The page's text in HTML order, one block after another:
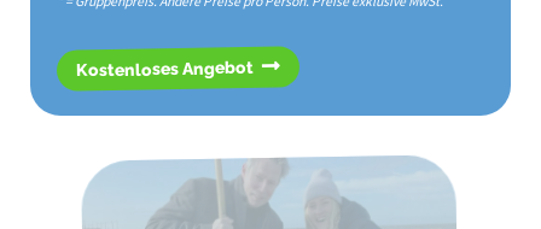
Kostenloses Angebot